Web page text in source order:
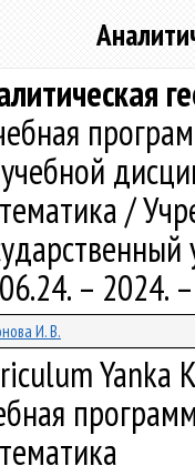
/
–
И. В.
Yanka